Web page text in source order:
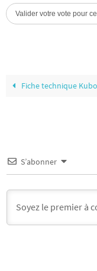
Fiche technique
S’abonner